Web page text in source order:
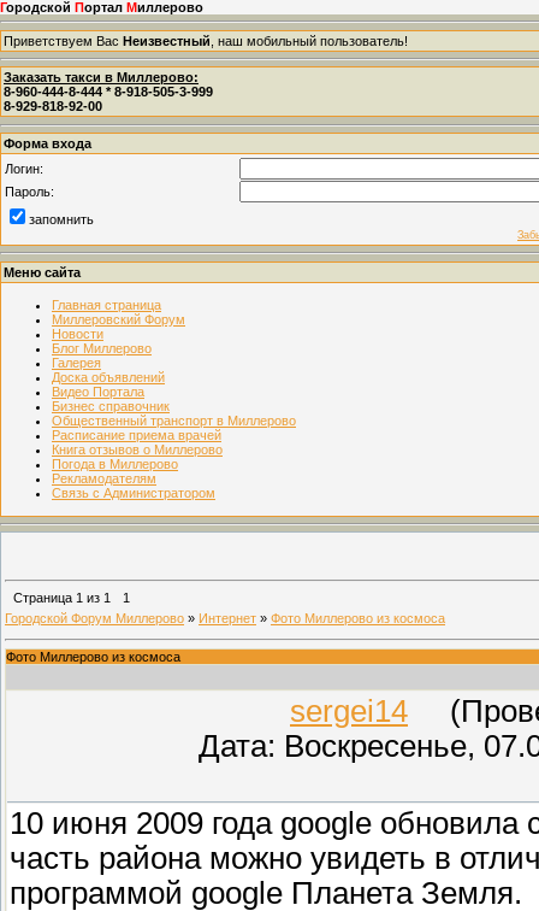
Городской Портал Миллерово
Приветствуем Вас Неизвестный , наш мобильный пользователь!
Заказать такси в Миллерово:
8-960-444-8-444 * 8-918-505-3-999
8-929-818-92-00
Форма входа
Логин:
Пароль:
запомнить
Меню сайта
Главная страница
Миллеровский Форум
Новости
Блог Миллерово
Галерея
Доска объявлений
Видео Портала
Бизнес справочник
Общественный транспорт в Миллерово
Расписание приема врачей
Книга отзывов о Миллерово
Погода в Миллерово
Рекламодателям
Связь с Администратором
Страница 1 из 1
1
Городской Форум Миллерово » Интернет » Фото Миллерово из космоса
Фото Миллерово из космоса
sergei14
Дата: Воскресенье,
10 июня 2009 года google
часть района можно увидеть в
программой google Планета Земля.